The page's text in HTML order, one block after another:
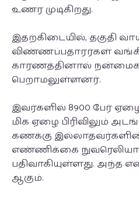
உணர முடிகிறது.
இதற்கிடையில், தகுதி
விண்ணப்பதாரர்கள்
காரணத்தினால்
பெறாமலுள்ளனர்.
இவர்களில் 8900 பேர் ஏழை
மிக ஏழை பிரிவிலும்
கணக்கு
எண்ணிக்கை நுவரெலியா
பதிவாகியுள்ளது. அந்த
ஆகும்.